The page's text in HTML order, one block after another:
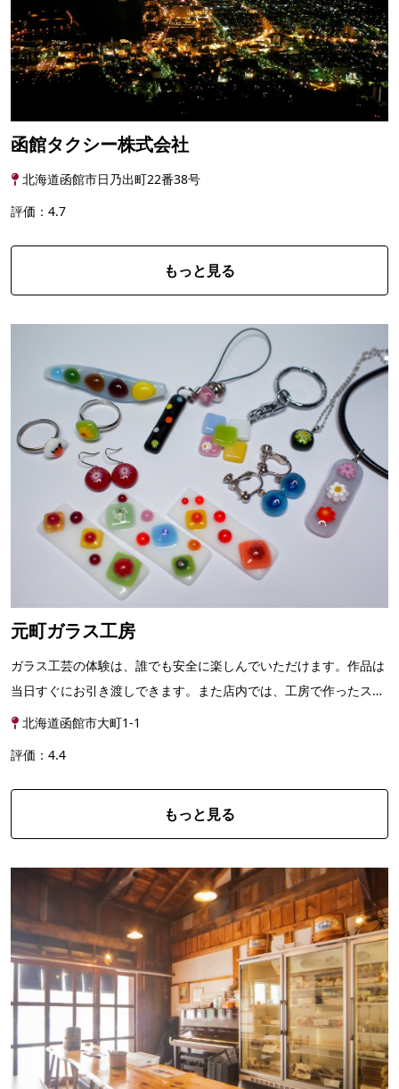
函館タクシー株式会社
北海道函館市日乃出町22番38号
評価：4.7
もっと見る
元町ガラス工房
ガラス工芸の体験は、誰でも安全に楽しんでいただけます。作品は
当日すぐにお引き渡しできます。また店内では、工房で作ったステ
ンドグラスのランプや小物、アクセサリーなども販売し...
北海道函館市大町1-1
評価：4.4
もっと見る